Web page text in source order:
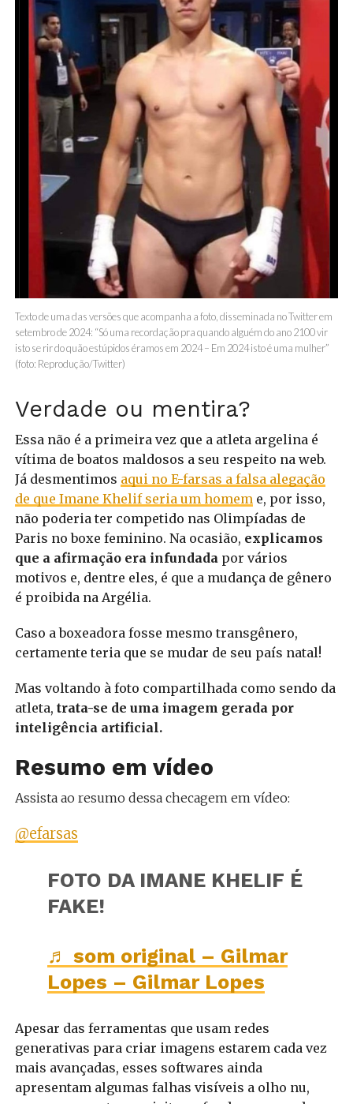
Texto de uma das versões que acompanha a foto, disseminada no Twitter em
setembro de 2024: “Só uma recordação pra quando alguém do ano 2100 vir
isto se rir do quão estúpidos éramos em 2024 – Em 2024 isto é uma mulher”
(foto: Reprodução/Twitter)
Verdade ou mentira?
Essa não é a primeira vez que a atleta argelina é
vítima de boatos maldosos a seu respeito na web.
Já desmentimos aqui no E-farsas a falsa alegação
de que Imane Khelif seria um homeme, por isso,
não poderia ter competido nas Olimpíadas de
Paris no boxe feminino. Na ocasião, explicamos
que a afirmação era infundadapor vários
motivos e, dentre eles, é que a mudança de gênero
é proibida na Argélia.
Caso a boxeadora fosse mesmo transgênero,
certamente teria que se mudar de seu país natal!
Mas voltando à foto compartilhada como sendo da
atleta, trata-se de uma imagem gerada por
inteligência artificial.
Resumo em vídeo
Assista ao resumo dessa checagem em vídeo:
@efarsas
FOTO DA IMANE KHELIF É
FAKE!
♬ som original – Gilmar
Lopes – Gilmar Lopes
Apesar das ferramentas que usam redes
generativas para criar imagens estarem cada vez
mais avançadas, esses softwares ainda
apresentam algumas falhas visíveis a olho nu,